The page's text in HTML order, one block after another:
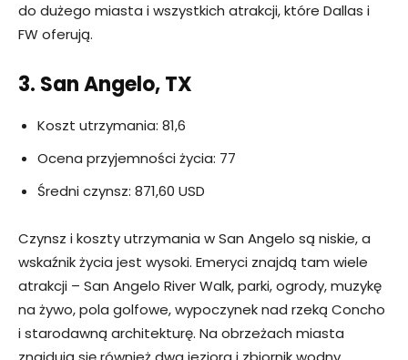
do dużego miasta i wszystkich atrakcji, które Dallas i
FW oferują.
3. San Angelo, TX
Koszt utrzymania: 81,6
Ocena przyjemności życia: 77
Średni czynsz: 871,60 USD
Czynsz i koszty utrzymania w San Angelo są niskie, a
wskaźnik życia jest wysoki. Emeryci znajdą tam wiele
atrakcji – San Angelo River Walk, parki, ogrody, muzykę
na żywo, pola golfowe, wypoczynek nad rzeką Concho
i starodawną architekturę. Na obrzeżach miasta